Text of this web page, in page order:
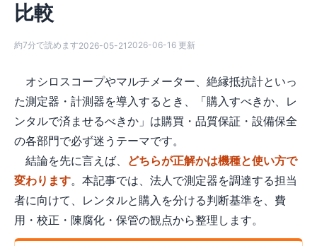
比較
約7分で読めます2026-05-21 2026-06-16 更新
オシロスコープやマルチメーター、絶縁抵抗計といっ
た測定器・計測器を導入するとき、「購入すべきか、レ
ンタルで済ませるべきか」は購買・品質保証・設備保全
の各部門で必ず迷うテーマです。
結論を先に言えば、 どちらが正解かは機種と使い方で
変わります。本記事では、法人で測定器を調達する担当
者に向けて、レンタルと購入を分ける判断基準を、費
用・校正・陳腐化・保管の観点から整理します。